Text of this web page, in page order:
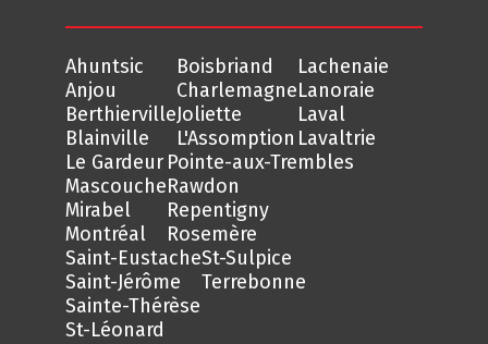
Ahuntsic
Anjou
Berthierville
Blainville
Boisbriand
Charlemagne
Joliette
L'Assomption
Lachenaie
Lanoraie
Laval
Lavaltrie
Le Gardeur
Mascouche
Mirabel
Montréal
Pointe-aux-Trembles
Rawdon
Repentigny
Rosemère
Saint-Eustache
Saint-Jérôme
Sainte-Thérèse
St-Léonard
St-Sulpice
Terrebonne